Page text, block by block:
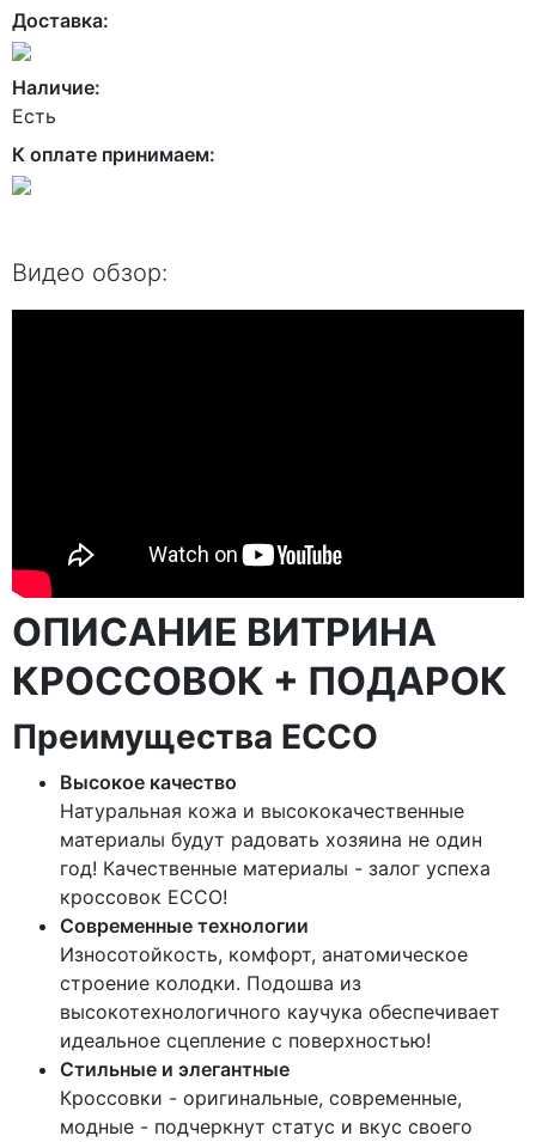
Доставка:
Наличие:
Есть
К оплате принимаем:
Видео обзор:
ОПИСАНИЕ ВИТРИНА
КРОССОВОК + ПОДАРОК
Преимущества ECCO
Высокое качество
Натуральная кожа и высококачественные
материалы будут радовать хозяина не один
год! Качественные материалы - залог успеха
кроссовок ECCO!
Современные технологии
Износотойкость, комфорт, анатомическое
строение колодки. Подошва из
высокотехнологичного каучука обеспечивает
идеальное сцепление с поверхностью!
Стильные и элегантные
Кроссовки - оригинальные, современные,
модные - подчеркнут статус и вкус своего